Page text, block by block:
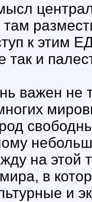
к этим
так и
важен не
на этой
мира, в
и